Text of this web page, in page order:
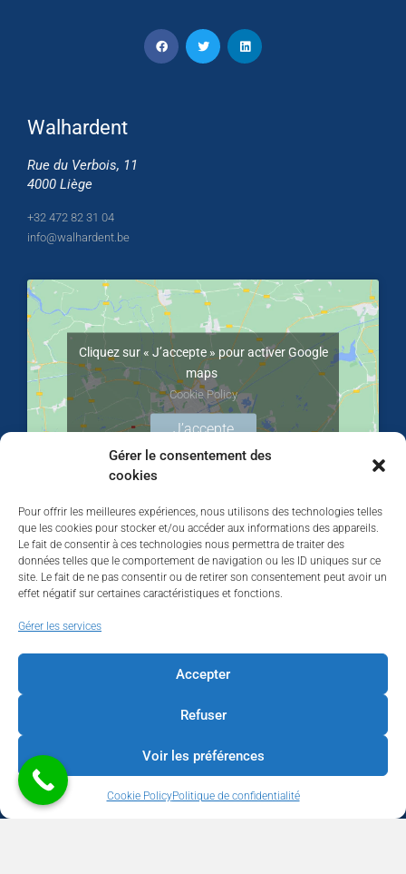
Gérer le consentement des
cookies
Pour offrir les meilleures expériences, nous utilisons des technologies telles
que les cookies pour stocker et/ou accéder aux informations des appareils.
Le fait de consentir à ces technologies nous permettra de traiter des
données telles que le comportement de navigation ou les ID uniques sur ce
site. Le fait de ne pas consentir ou de retirer son consentement peut avoir un
effet négatif sur certaines caractéristiques et fonctions.
Gérer les services
Accepter
Refuser
Voir les préférences
Cookie PolicyPolitique de confidentialité
Walhardent
Rue du Verbois, 11
4000 Liège
+32 472 82 31 04
info@walhardent.be
Cliquez sur « J’accepte » pour activer Google
maps
Cookie Policy
J’accepte
LES BÂTISSEURS DE LIÈGE
Par le Walhardent